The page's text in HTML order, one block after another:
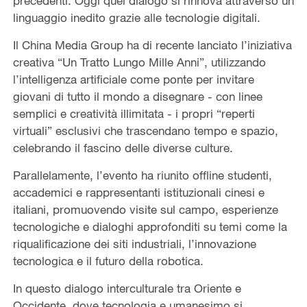
linguaggio inedito grazie alle tecnologie digitali.
Il China Media Group ha di recente lanciato l’iniziativa
creativa “Un Tratto Lungo Mille Anni”, utilizzando
l’intelligenza artificiale come ponte per invitare
giovani di tutto il mondo a disegnare - con linee
semplici e creatività illimitata - i propri “reperti
virtuali” esclusivi che trascendano tempo e spazio,
celebrando il fascino delle diverse culture.
Parallelamente, l’evento ha riunito offline studenti,
accademici e rappresentanti istituzionali cinesi e
italiani, promuovendo visite sul campo, esperienze
tecnologiche e dialoghi approfonditi su temi come la
riqualificazione dei siti industriali, l’innovazione
tecnologica e il futuro della robotica.
In questo dialogo interculturale tra Oriente e